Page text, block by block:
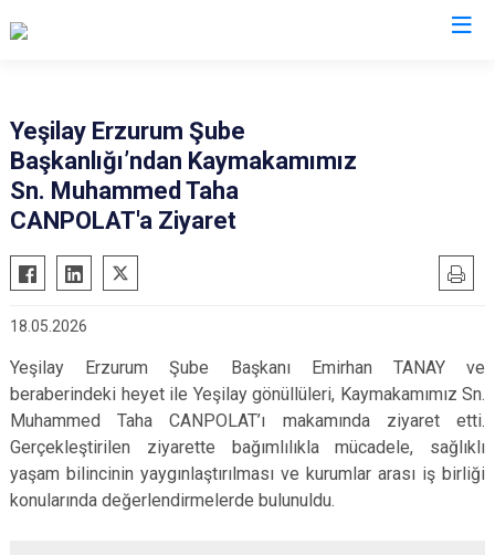
Aşkale
Çat
Horasan
Karaçoban
Karayazı
Köprüköy
Narman
Oltu
Tortum
Uzundere
Palandöken
Yakutiye
Yeşilay Erzurum Şube
Başkanlığı’ndan Kaymakamımız
Sn. Muhammed Taha
CANPOLAT'a Ziyaret
18.05.2026
Yeşilay Erzurum Şube Başkanı Emirhan TANAY ve
beraberindeki heyet ile Yeşilay gönüllüleri, Kaymakamımız Sn.
Muhammed Taha CANPOLAT’ı makamında ziyaret etti.
Gerçekleştirilen ziyarette bağımlılıkla mücadele, sağlıklı
yaşam bilincinin yaygınlaştırılması ve kurumlar arası iş birliği
konularında değerlendirmelerde bulunuldu.